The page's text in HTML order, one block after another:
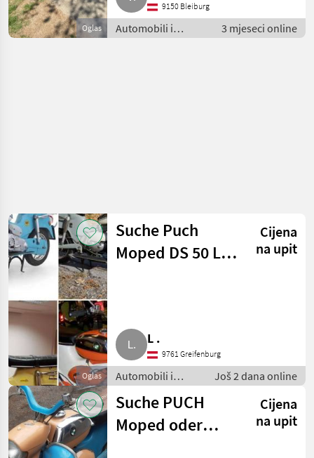
Oglas
9150 Bleiburg
Automobili i
motocikli / Motori
3 mjeseci online
Oglas
Suche Puch
Moped DS 50 L,
Cijena
na upit
L .
9761 Greifenburg
Automobili i
motocikli / Motori
Još 2 dana online
Suche PUCH
Moped oder
Cijena
na upit